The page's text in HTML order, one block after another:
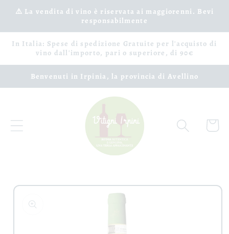
Vai
direttamente
⚠️ La vendita di vino è riservata ai maggiorenni. Bevi
responsabilmente
In Italia: Spese di spedizione Gratuite per l'acquisto di
vino dall'importo, pari o superiore, di 90€
Benvenuti in Irpinia, la provincia di Avellino
Carrello
Passa alle
informazioni
sul prodotto